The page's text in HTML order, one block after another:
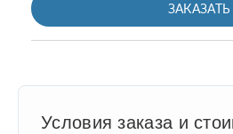
ЗАКАЗАТЬ
Условия заказа и